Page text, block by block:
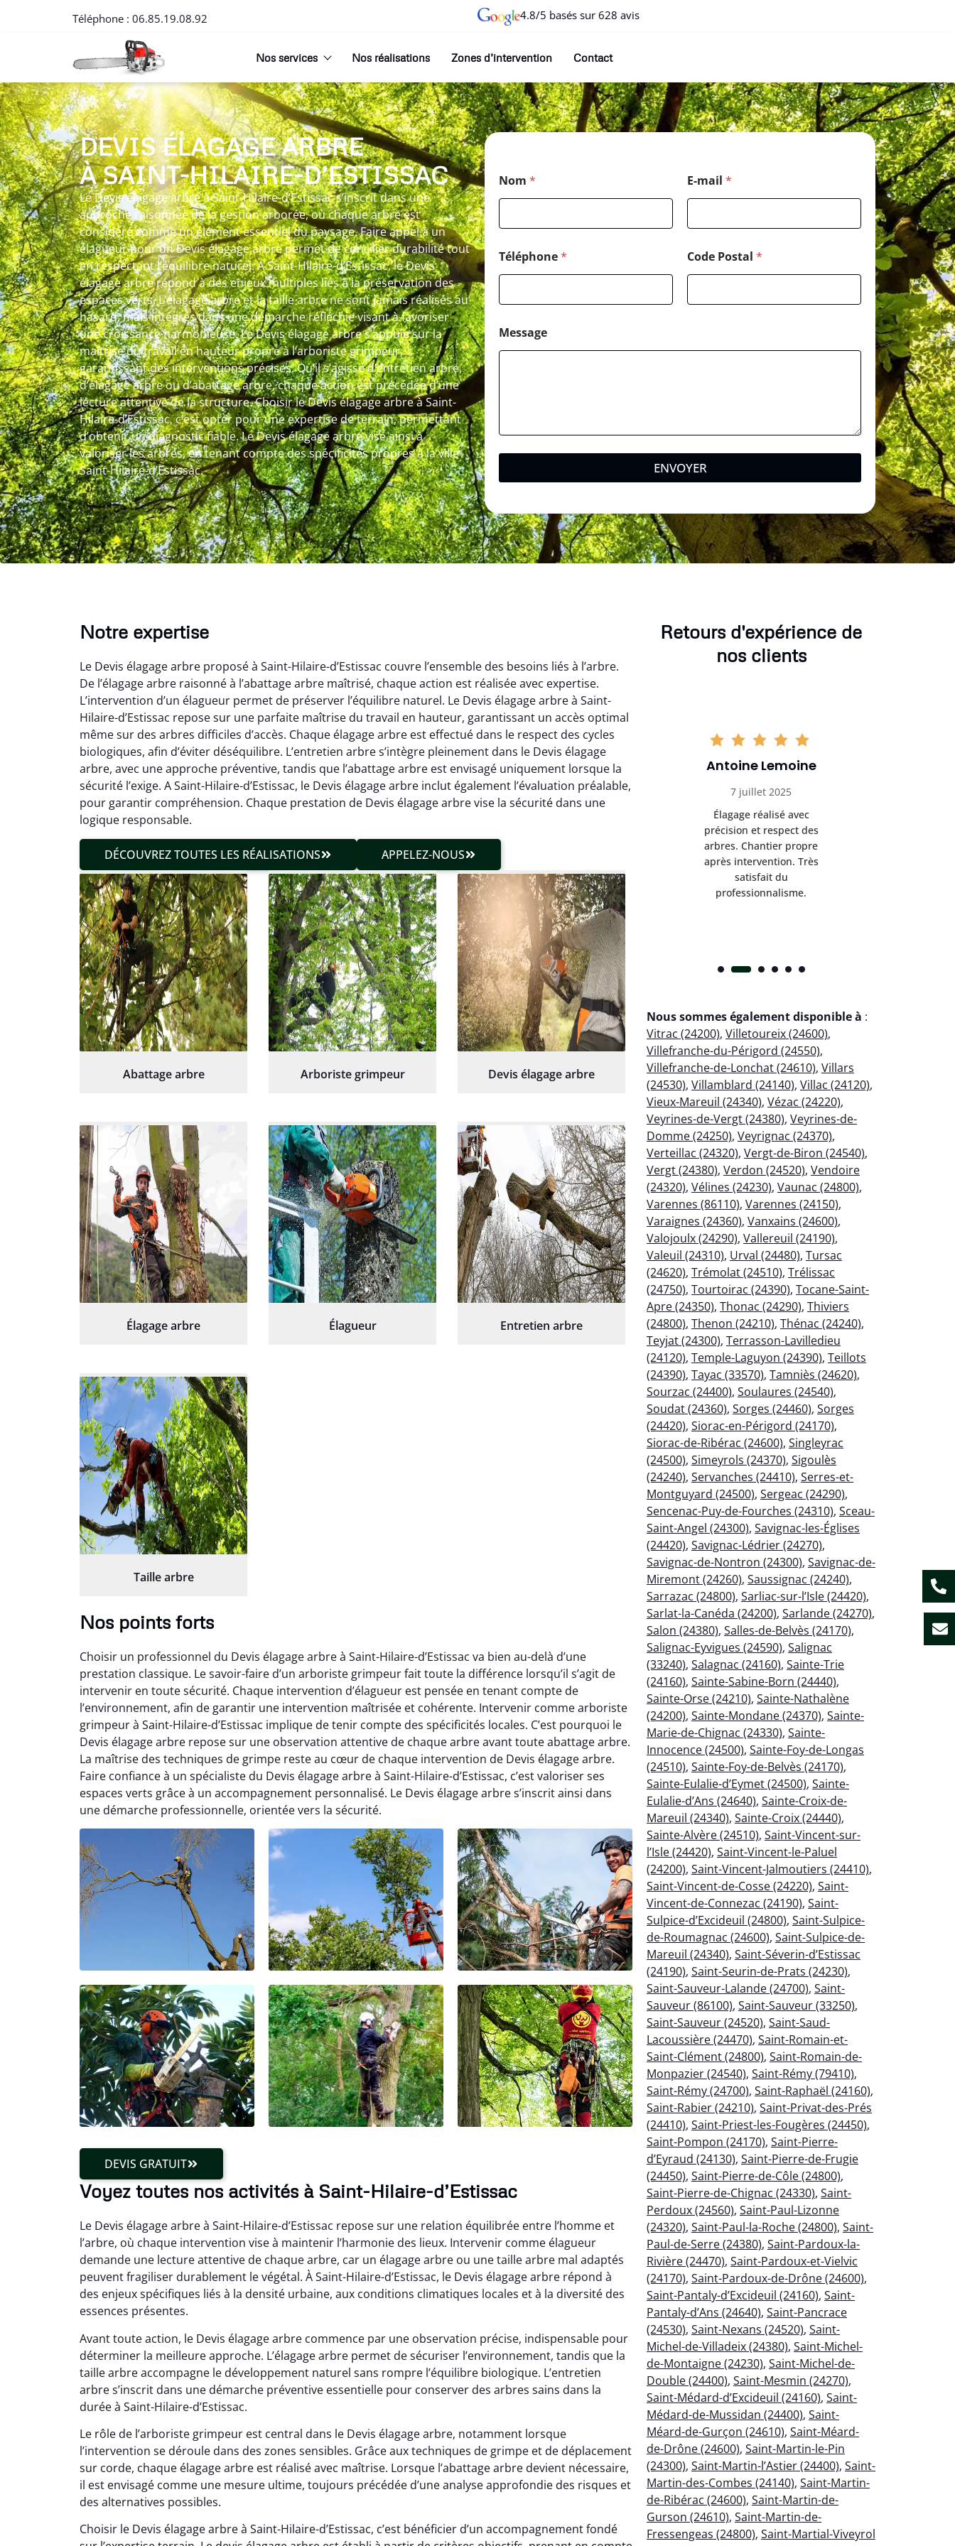
Téléphone : 06.85.19.08.92 4.8/5 basés sur 628 avis
Nos services Nos réalisations Zones d’intervention Contact
DEVIS ÉLAGAGE ARBRE
À SAINT-HILAIRE-D’ESTISSAC
Le Devis élagage arbre à Saint-Hilaire-d’Estissac s’inscrit dans une
approche raisonnée de la gestion arborée, où chaque arbre est
considéré comme un élément essentiel du paysage. Faire appel à un
élagueur pour un Devis élagage arbre permet de concilier durabilité tout
en respectant l’équilibre naturel. A Saint-Hilaire-d’Estissac, le Devis
élagage arbre répond à des enjeux multiples liés à la préservation des
espaces verts. L’élagage arbre et la taille arbre ne sont jamais réalisés au
hasard, mais intégrés dans une démarche réfléchie visant à favoriser
une croissance harmonieuse. Le Devis élagage arbre s’appuie sur la
maîtrise du travail en hauteur propre à l’arboriste grimpeur,
garantissant des interventions précises. Qu’il s’agisse d’entretien arbre,
d’élagage arbre ou d’abattage arbre, chaque action est précédée d’une
lecture attentive de la structure. Choisir le Devis élagage arbre à Saint-
Hilaire-d’Estissac, c’est opter pour une expertise de terrain, permettant
d’obtenir un diagnostic fiable. Le Devis élagage arbre vise ainsi à
valoriser les arbres, en tenant compte des spécificités propres à la ville
Saint-Hilaire-d’Estissac.
Nom * E-mail *
Téléphone* Code Postal *
Message
ENVOYER
Notre expertise
Le Devis élagage arbre proposé à Saint-Hilaire-d’Estissac couvre l’ensemble des besoins liés à l’arbre.
De l’élagage arbre raisonné à l’abattage arbre maîtrisé, chaque action est réalisée avec expertise.
L’intervention d’un élagueur permet de préserver l’équilibre naturel. Le Devis élagage arbre à Saint-
Hilaire-d’Estissac repose sur une parfaite maîtrise du travail en hauteur, garantissant un accès optimal
même sur des arbres difficiles d’accès. Chaque élagage arbre est effectué dans le respect des cycles
biologiques, afin d’éviter déséquilibre. L’entretien arbre s’intègre pleinement dans le Devis élagage
arbre, avec une approche préventive, tandis que l’abattage arbre est envisagé uniquement lorsque la
sécurité l’exige. A Saint-Hilaire-d’Estissac, le Devis élagage arbre inclut également l’évaluation préalable,
pour garantir compréhension. Chaque prestation de Devis élagage arbre vise la sécurité dans une
logique responsable.
DÉCOUVREZ TOUTES LES RÉALISATIONS APPELEZ-NOUS
Abattage arbre Arboriste grimpeur Devis élagage arbre
Élagage arbre Élagueur Entretien arbre
Taille arbre
Nos points forts
Choisir un professionnel du Devis élagage arbre à Saint-Hilaire-d’Estissac va bien au-delà d’une
prestation classique. Le savoir-faire d’un arboriste grimpeur fait toute la différence lorsqu’il s’agit de
intervenir en toute sécurité. Chaque intervention d’élagueur est pensée en tenant compte de
l’environnement, afin de garantir une intervention maîtrisée et cohérente. Intervenir comme arboriste
grimpeur à Saint-Hilaire-d’Estissac implique de tenir compte des spécificités locales. C’est pourquoi le
Devis élagage arbre repose sur une observation attentive de chaque arbre avant toute abattage arbre.
La maîtrise des techniques de grimpe reste au cœur de chaque intervention de Devis élagage arbre.
Faire confiance à un spécialiste du Devis élagage arbre à Saint-Hilaire-d’Estissac, c’est valoriser ses
espaces verts grâce à un accompagnement personnalisé. Le Devis élagage arbre s’inscrit ainsi dans
une démarche professionnelle, orientée vers la sécurité.
DEVIS GRATUIT
Voyez toutes nos activités à Saint-Hilaire-d’Estissac
Le Devis élagage arbre à Saint-Hilaire-d’Estissac repose sur une relation équilibrée entre l’homme et
l’arbre, où chaque intervention vise à maintenir l’harmonie des lieux. Intervenir comme élagueur
demande une lecture attentive de chaque arbre, car un élagage arbre ou une taille arbre mal adaptés
peuvent fragiliser durablement le végétal. À Saint-Hilaire-d’Estissac, le Devis élagage arbre répond à
des enjeux spécifiques liés à la densité urbaine, aux conditions climatiques locales et à la diversité des
essences présentes.
Avant toute action, le Devis élagage arbre commence par une observation précise, indispensable pour
déterminer la meilleure approche. L’élagage arbre permet de sécuriser l’environnement, tandis que la
taille arbre accompagne le développement naturel sans rompre l’équilibre biologique. L’entretien
arbre s’inscrit dans une démarche préventive essentielle pour conserver des arbres sains dans la
durée à Saint-Hilaire-d’Estissac.
Le rôle de l’arboriste grimpeur est central dans le Devis élagage arbre, notamment lorsque
l’intervention se déroule dans des zones sensibles. Grâce aux techniques de grimpe et de déplacement
sur corde, chaque élagage arbre est réalisé avec maîtrise. Lorsque l’abattage arbre devient nécessaire,
il est envisagé comme une mesure ultime, toujours précédée d’une analyse approfondie des risques et
des alternatives possibles.
Choisir le Devis élagage arbre à Saint-Hilaire-d’Estissac, c’est bénéficier d’un accompagnement fondé
Retours d'expérience de
nos clients
Mathieu Roussel
19 décembre 2025
conditions compliquées. Le
résultat est exactement
conforme à mes attentes.
Julien Caradec
18 juin 2025
Intervention sécurisée,
maîtrisée. Résultat
impeccable.
Antoine Lemoine
7 juillet 2025
Élagage réalisé avec
précision et respect des
arbres. Chantier propre
après intervention. Très
satisfait du
professionnalisme.
Nous sommes également disponible à :
Vitrac (24200), Villetoureix (24600),
Villefranche-du-Périgord (24550),
Villefranche-de-Lonchat (24610), Villars
(24530), Villamblard (24140), Villac (24120),
Vieux-Mareuil (24340), Vézac (24220),
Veyrines-de-Vergt (24380), Veyrines-de-
Domme (24250), Veyrignac (24370),
Verteillac (24320), Vergt-de-Biron (24540),
Vergt (24380), Verdon (24520), Vendoire
(24320), Vélines (24230), Vaunac (24800),
Varennes (86110), Varennes (24150),
Varaignes (24360), Vanxains (24600),
Valojoulx (24290), Vallereuil (24190),
Valeuil (24310), Urval (24480), Tursac
(24620), Trémolat (24510), Trélissac
(24750), Tourtoirac (24390), Tocane-Saint-
Apre (24350), Thonac (24290), Thiviers
(24800), Thenon (24210), Thénac (24240),
Teyjat (24300), Terrasson-Lavilledieu
(24120), Temple-Laguyon (24390), Teillots
(24390), Tayac (33570), Tamniès (24620),
Sourzac (24400), Soulaures (24540),
Soudat (24360), Sorges (24460), Sorges
(24420), Siorac-en-Périgord (24170),
Siorac-de-Ribérac (24600), Singleyrac
(24500), Simeyrols (24370), Sigoulès
(24240), Servanches (24410), Serres-et-
Montguyard (24500), Sergeac (24290),
Sencenac-Puy-de-Fourches (24310), Sceau-
Saint-Angel (24300), Savignac-les-Églises
(24420), Savignac-Lédrier (24270),
Savignac-de-Nontron (24300), Savignac-de-
Miremont (24260), Saussignac (24240),
Sarrazac (24800), Sarliac-sur-l’Isle (24420),
Sarlat-la-Canéda (24200), Sarlande (24270),
Salon (24380), Salles-de-Belvès (24170),
Salignac-Eyvigues (24590), Salignac
(33240), Salagnac (24160), Sainte-Trie
(24160), Sainte-Sabine-Born (24440),
Sainte-Orse (24210), Sainte-Nathalène
(24200), Sainte-Mondane (24370), Sainte-
Marie-de-Chignac (24330), Sainte-
Innocence (24500), Sainte-Foy-de-Longas
(24510), Sainte-Foy-de-Belvès (24170),
Sainte-Eulalie-d’Eymet (24500), Sainte-
Eulalie-d’Ans (24640), Sainte-Croix-de-
Mareuil (24340), Sainte-Croix (24440),
Sainte-Alvère (24510), Saint-Vincent-sur-
l’Isle (24420), Saint-Vincent-le-Paluel
(24200), Saint-Vincent-Jalmoutiers (24410),
Saint-Vincent-de-Cosse (24220), Saint-
Vincent-de-Connezac (24190), Saint-
Sulpice-d’Excideuil (24800), Saint-Sulpice-
de-Roumagnac (24600), Saint-Sulpice-de-
Mareuil (24340), Saint-Séverin-d’Estissac
(24190), Saint-Seurin-de-Prats (24230),
Saint-Sauveur-Lalande (24700), Saint-
Sauveur (86100), Saint-Sauveur (33250),
Saint-Sauveur (24520), Saint-Saud-
Lacoussière (24470), Saint-Romain-et-
Saint-Clément (24800), Saint-Romain-de-
Monpazier (24540), Saint-Rémy (79410),
Saint-Rémy (24700), Saint-Raphaël (24160),
Saint-Rabier (24210), Saint-Privat-des-Prés
(24410), Saint-Priest-les-Fougères (24450),
Saint-Pompon (24170), Saint-Pierre-
d’Eyraud (24130), Saint-Pierre-de-Frugie
(24450), Saint-Pierre-de-Côle (24800),
Saint-Pierre-de-Chignac (24330), Saint-
Perdoux (24560), Saint-Paul-Lizonne
(24320), Saint-Paul-la-Roche (24800), Saint-
Paul-de-Serre (24380), Saint-Pardoux-la-
Rivière (24470), Saint-Pardoux-et-Vielvic
(24170), Saint-Pardoux-de-Drône (24600),
Saint-Pantaly-d’Excideuil (24160), Saint-
Pantaly-d’Ans (24640), Saint-Pancrace
(24530), Saint-Nexans (24520), Saint-
Michel-de-Villadeix (24380), Saint-Michel-
de-Montaigne (24230), Saint-Michel-de-
Double (24400), Saint-Mesmin (24270),
Saint-Médard-d’Excideuil (24160), Saint-
Médard-de-Mussidan (24400), Saint-
Méard-de-Gurçon (24610), Saint-Méard-
de-Drône (24600), Saint-Martin-le-Pin
(24300), Saint-Martin-l’Astier (24400), Saint-
Martin-des-Combes (24140), Saint-Martin-
de-Ribérac (24600), Saint-Martin-de-
Gurson (24610), Saint-Martin-de-
Fressengeas (24800), Saint-Martial-Viveyrol